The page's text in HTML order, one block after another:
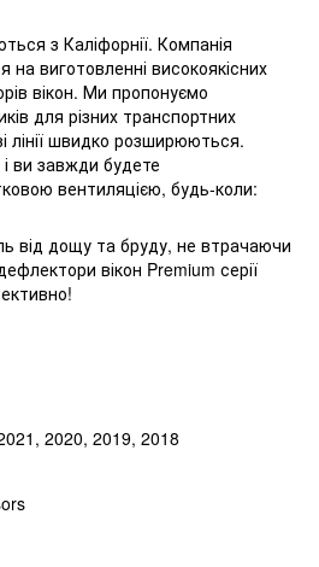
з Каліфорнії. Компанія
на виготовленні високоякісних
вікон. Ми пропонуємо
для різних транспортних
лінії швидко розширюються.
ви завжди будете
вентиляцією, будь-коли:
від дощу та бруду, не втрачаючи
вікон Premium серії
2020, 2019, 2018